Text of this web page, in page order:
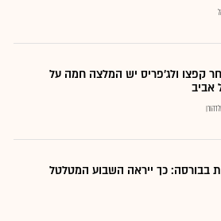
קפצו ולג'פריס יש המלצה חמה על
אביב
בבורסה: כך ייראה השבוע המטלטל